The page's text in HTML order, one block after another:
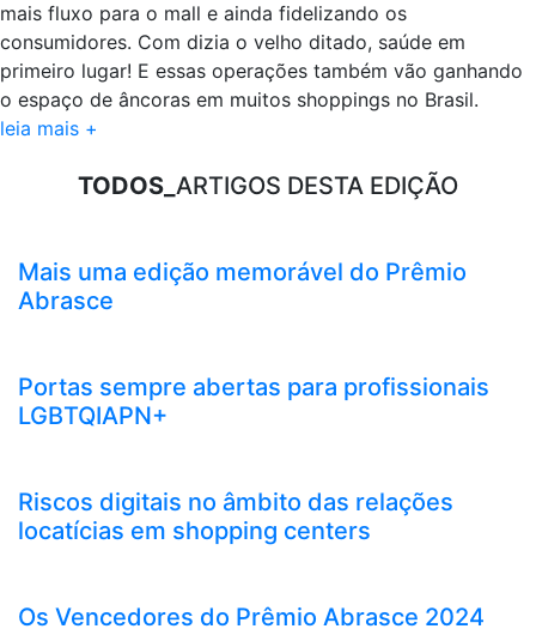
mais fluxo para o mall e ainda fidelizando os
consumidores. Com dizia o velho ditado, saúde em
primeiro lugar! E essas operações também vão ganhando
o espaço de âncoras em muitos shoppings no Brasil.
leia mais +
TODOS_ ARTIGOS DESTA EDIÇÃO
Mais uma edição memorável do Prêmio
Abrasce
Portas sempre abertas para profissionais
LGBTQIAPN+
Riscos digitais no âmbito das relações
locatícias em shopping centers
Os Vencedores do Prêmio Abrasce 2024